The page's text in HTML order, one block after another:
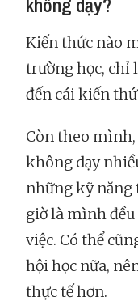
Kiến thức nào
trường học, chỉ
đến cái kiến
Còn theo
không dạy
những kỹ năng
giờ là mình
việc. Có thể
hội học nữa,
thực tế hơn.